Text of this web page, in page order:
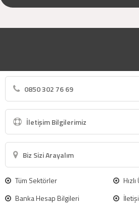
0850 302 76 69
İletişim Bilgilerimiz
Biz Sizi Arayalım
Tüm Sektörler
Banka Hesap Bilgileri